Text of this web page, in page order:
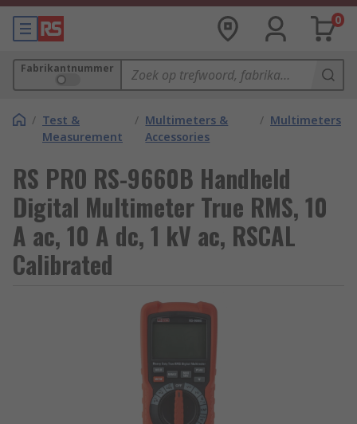
0
Fabrikantnummer
/ Test &
Measurement
/ Multimeters &
Accessories
/ Multimeters
RS PRO RS-9660B Handheld
Digital Multimeter True RMS, 10
A ac, 10 A dc, 1 kV ac, RSCAL
Calibrated